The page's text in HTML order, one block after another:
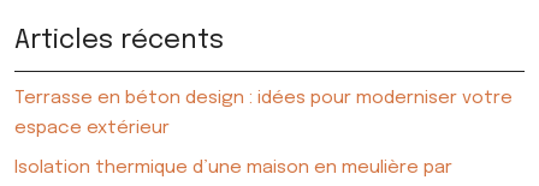
Articles récents
Terrasse en béton design : idées pour moderniser votre
espace extérieur
Isolation thermique d’une maison en meulière par